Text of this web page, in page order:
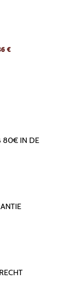
€
80€ IN DE